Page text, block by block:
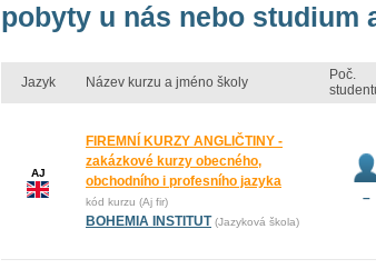
pobyty u nás nebo studium
Jazyk Název kurzu a jméno školy
Poč.
AJ
FIREMNÍ KURZY ANGLIČTINY -
zakázkové kurzy obecného,
obchodního i profesního jazyka
kód kurzu (Aj fir)
BOHEMIA INSTITUT (Jazyková škola)
–